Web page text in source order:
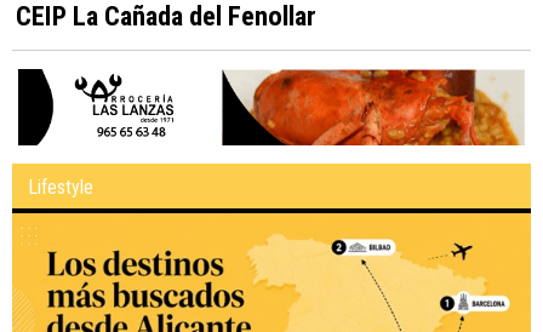
CEIP La Cañada del Fenollar
Lifestyle